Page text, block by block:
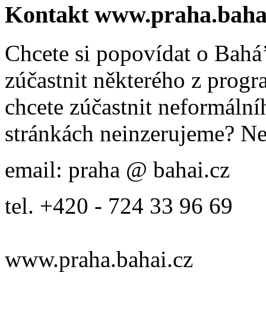
Kontakt
Chcete si popovídat o
zúčastnit některého z
chcete zúčastnit
stránkách neinzerujeme?
email: praha @ bahai.cz
tel. +420 - 724 33 96 69
www.praha.bahai.cz